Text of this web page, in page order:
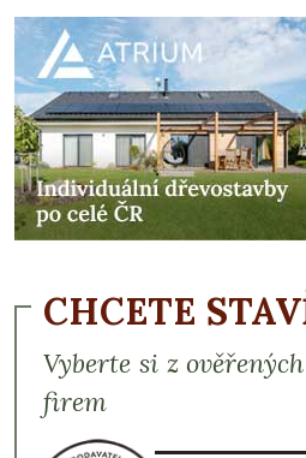
CHCETE
Vyberte si z
firem